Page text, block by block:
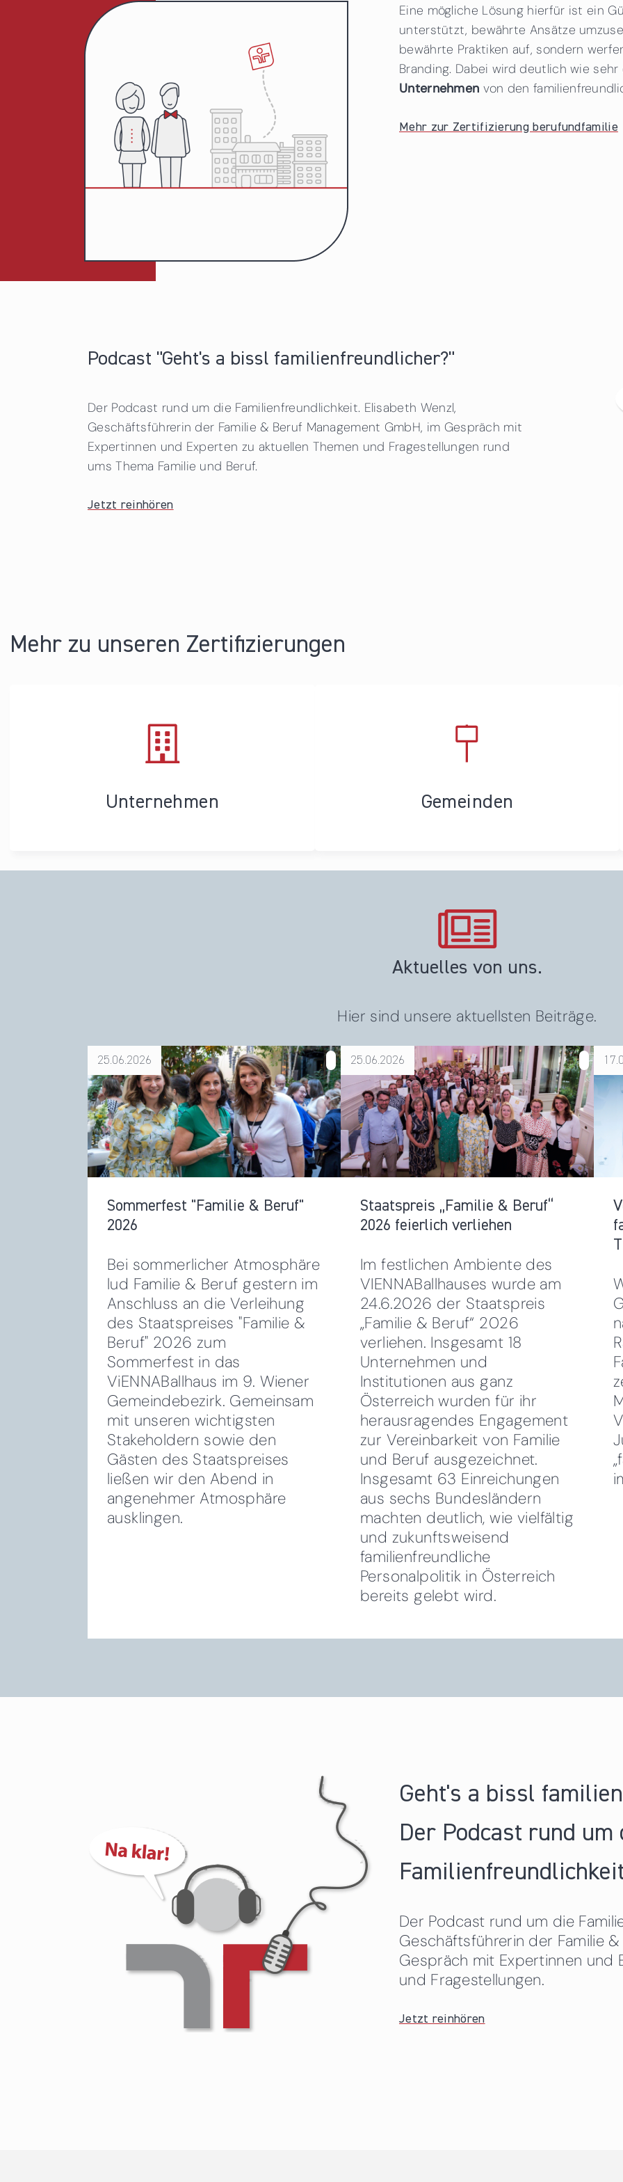
Eine mögliche Lösung hierfür ist ein
unterstützt, bewährte Ansätze
bewährte Praktiken auf, sondern
Branding. Dabei wird deutlich wie
Unternehmen von den
Mehr zur Zertifizierung berufundfamilie
Podcast "Geht's a bissl familienfreundlicher?"
Der Podcast rund um die Familienfreundlichkeit. Elisabeth Wenzl,
Geschäftsführerin der Familie & Beruf Management GmbH, im Gespräch mit
Expertinnen und Experten zu aktuellen Themen und Fragestellungen rund
ums Thema Familie und Beruf.
Jetzt reinhören
Mehr zu unseren Zertifizierungen
Unternehmen Gemeinden
Aktuelles von uns.
Hier sind unsere aktuellsten Beiträge.
Sommerfest "Familie & Beruf"
2026
25.06.2026
Bei sommerlicher Atmosphäre
lud Familie & Beruf gestern im
Anschluss an die Verleihung
des Staatspreises "Familie &
Beruf" 2026 zum
Sommerfest in das
ViENNABallhaus im 9. Wiener
Gemeindebezirk. Gemeinsam
mit unseren wichtigsten
Stakeholdern sowie den
Gästen des Staatspreises
ließen wir den Abend in
angenehmer Atmosphäre
ausklingen.
Staatspreis „Familie & Beruf“
2026 feierlich verliehen
25.06.2026
Im festlichen Ambiente des
VIENNABallhauses wurde am
24.6.2026 der Staatspreis
„Familie & Beruf“ 2026
verliehen. Insgesamt 18
Unternehmen und
Institutionen aus ganz
Österreich wurden für ihr
herausragendes Engagement
zur Vereinbarkeit von Familie
und Beruf ausgezeichnet.
Insgesamt 63 Einreichungen
aus sechs Bundesländern
machten deutlich, wie vielfältig
und zukunftsweisend
familienfreundliche
Personalpolitik in Österreich
bereits gelebt wird.
Geht's a bissl
Der Podcast rund um
Der Podcast rund um die
Geschäftsführerin der Familie
Gespräch mit Expertinnen und
und Fragestellungen.
Jetzt reinhören